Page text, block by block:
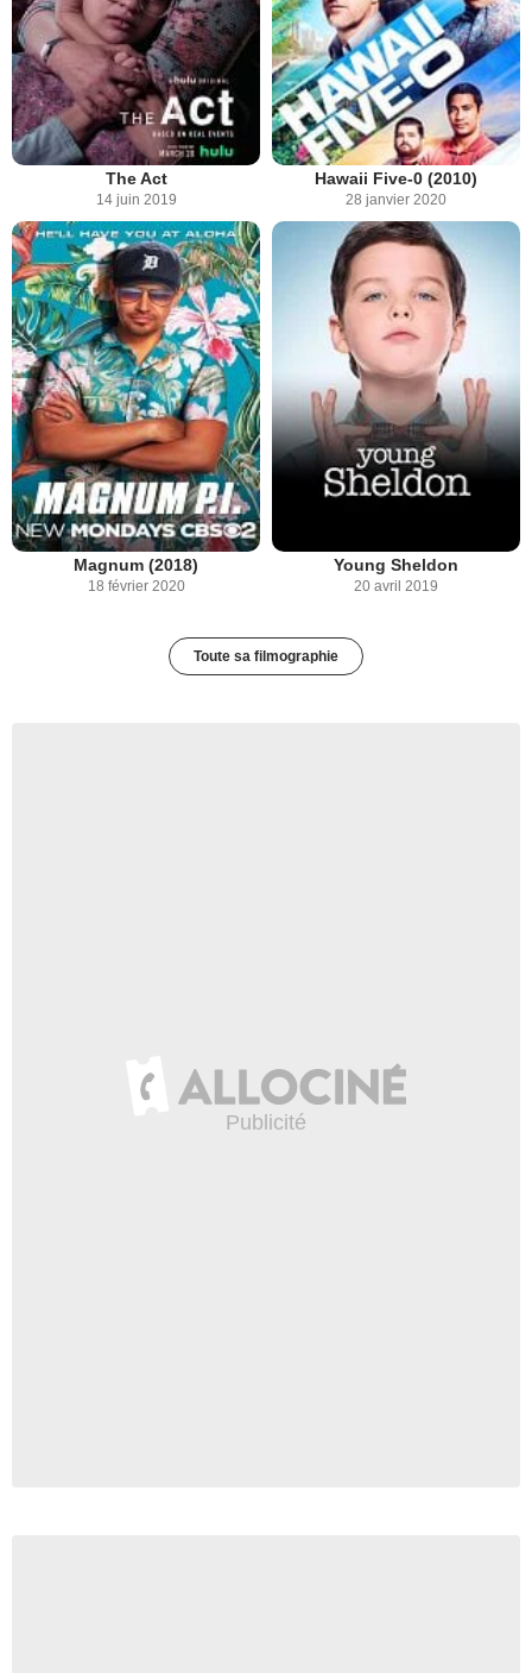
The Act
14 juin 2019
Hawaii Five-0 (2010)
28 janvier 2020
Magnum (2018)
18 février 2020
Young Sheldon
20 avril 2019
Toute sa filmographie